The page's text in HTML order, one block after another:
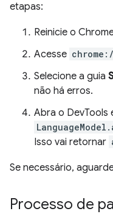
etapas:
Reinicie o
Acesse
Selecione a guia
não há erros.
Abra o DevTools
Isso vai retornar
Se necessário,
Processo de